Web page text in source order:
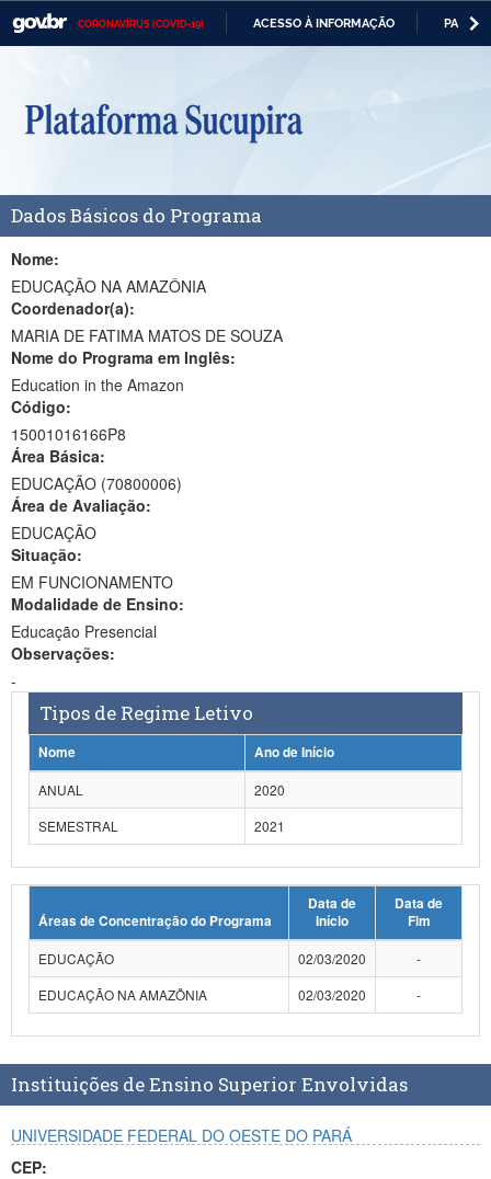
CORONAVÍRUS (COVID-19) ACESSO À INFORMAÇÃO
Casa Civil
Ministério da Defesa
Ministério da Economia
Ministério da Infraestrutura
Ministério da Agricultura, Pecuária e Abastecimento
Ministério da Educação
Ministério da Cidadania
Ministério da Saúde
Ministério de Minas e Energia
Ministério da Ciência, Tecnologia, Inovações e Comunicações
Ministério do Meio Ambiente
Ministério do Turismo
Ministério do Desenvolvimento Regional
Controladoria-Geral da União
Ministério da Mulher, da Família e dos Direitos Humanos
Secretaria de Governo
Gabinete de Segurança Institucional
Advocacia-Geral da União
Banco Central do Brasil
Planalto
Dados Básicos do Programa
Nome:
EDUCAÇÃO NA AMAZÔNIA
Coordenador(a):
MARIA DE FATIMA MATOS DE SOUZA
Nome do Programa em Inglês:
Education in the Amazon
Código:
15001016166P8
Área Básica:
EDUCAÇÃO (70800006)
Área de Avaliação:
EDUCAÇÃO
Situação:
EM FUNCIONAMENTO
Modalidade de Ensino:
Educação Presencial
Observações:
-
Tipos de Regime Letivo
Nome
Ano de Início
ANUAL
2020
SEMESTRAL
2021
Áreas de Concentração do Programa
Data de
Início
Data de
Fim
EDUCAÇÃO
02/03/2020
-
EDUCAÇÃO NA AMAZÔNIA
02/03/2020 -
Instituições de Ensino Superior Envolvidas
UNIVERSIDADE FEDERAL DO OESTE DO PARÁ
CEP: